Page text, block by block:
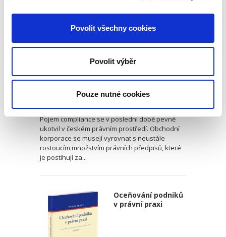
Povolit všechny cookies
Povolit výběr
Pouze nutné cookies
Kateřina Schenková,Jan Lasák,a kol.
790,00 Kč
Pojem compliance se v poslední době pevně
ukotvil v českém právním prostředí. Obchodní
korporace se musejí vyrovnat s neustále
rostoucím množstvím právních předpisů, které
je postihují za...
Oceňování podniků
v právní praxi